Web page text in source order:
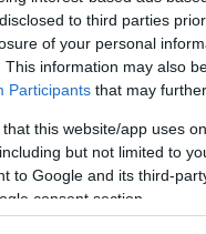
to third parties
of your personal
This information may also
Participants that may
that this website/app uses
but not limited to
to Google and its third-
consent section.
των